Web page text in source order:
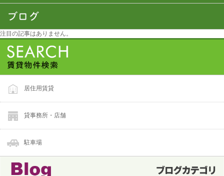
注目の記事はありません。
居住用賃貸
貸事務所・店舗
駐車場